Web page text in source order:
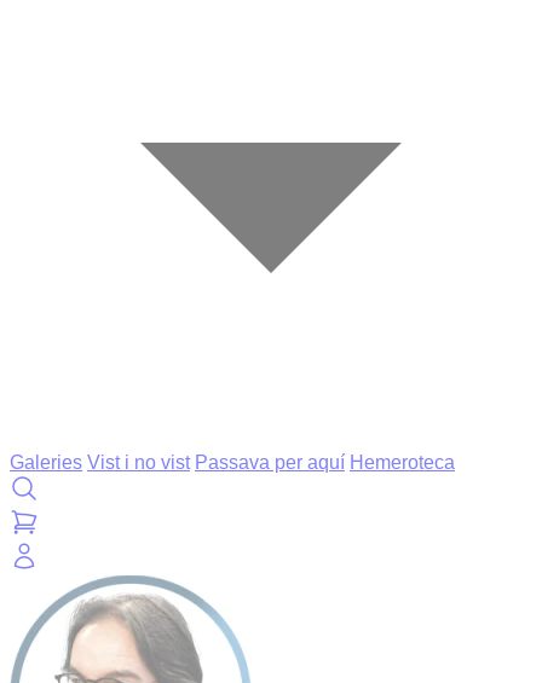
Galeries Vist i no vist Passava per aquí Hemeroteca